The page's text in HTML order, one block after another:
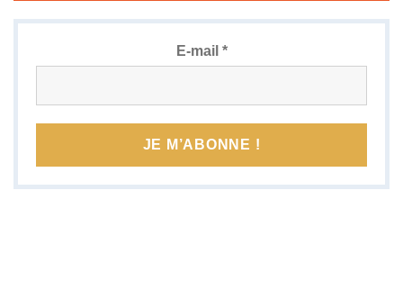
E-mail *